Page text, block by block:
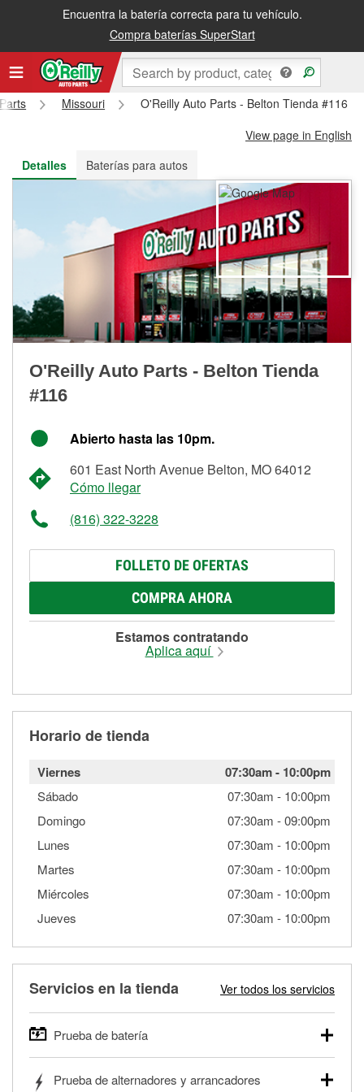
Encuentra la batería correcta para tu vehículo.
Compra baterías SuperStart
Recibe tu orden gratis al día siguiente o recógela en la tienda
Missouri
O'Reilly Auto Parts - Belton Tienda #116
View page in English
Detalles
Baterías para autos
O'Reilly Auto Parts - Belton Tienda
#116
Abierto hasta las 10pm.
601 East North Avenue Belton, MO 64012
Cómo llegar
(816) 322-3228
FOLLETO DE OFERTAS
COMPRA AHORA
Estamos contratando
Aplica aquí
Horario de tienda
Viernes 07:30am- 10:00pm
Sábado 07:30am - 10:00pm
Domingo
07:30am -09:00pm
Lunes
07:30am - 10:00pm
Martes
07:30am - 10:00pm
Miércoles
07:30am - 10:00pm
Jueves
07:30am - 10:00pm
Servicios en la tienda Ver todos los servicios
Prueba de batería
autos, camionetas, SUVs, vehículos comerciales y
Prueba de alternadores y arrancadores